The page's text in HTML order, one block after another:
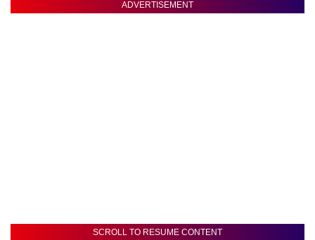
ADVERTISEMENT
SCROLL TO RESUME CONTENT